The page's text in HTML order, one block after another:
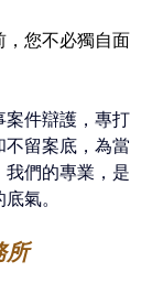
，您不必獨自面
案件辯護，專打
留案底，為當
們的專業，是
氣。
所